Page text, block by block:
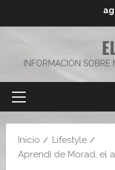
INFORMACIÓN
Menú
Inicio
Lifestyle
Aprendí de Morad, el